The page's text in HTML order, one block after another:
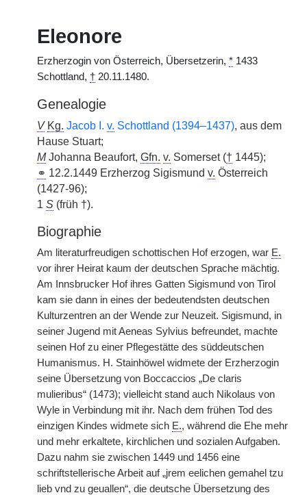
Eleonore
Erzherzogin von Österreich, Übersetzerin, * 1433
Schottland, † 20.11.1480.
Genealogie
V Kg. Jacob I. v. Schottland (1394–1437), aus dem
Hause Stuart;
MJohanna Beaufort, Gfn. v. Somerset († 1445);
⚭ 12.2.1449 Erzherzog Sigismund v. Österreich
(1427-96);
1 S (früh †).
Biographie
Am literaturfreudigen schottischen Hof erzogen, war E.
vor ihrer Heirat kaum der deutschen Sprache mächtig.
Am Innsbrucker Hof ihres Gatten Sigismund von Tirol
kam sie dann in eines der bedeutendsten deutschen
Kulturzentren an der Wende zur Neuzeit. Sigismund, in
seiner Jugend mit Aeneas Sylvius befreundet, machte
seinen Hof zu einer Pflegestätte des süddeutschen
Humanismus. H. Stainhöwel widmete der Erzherzogin
seine Übersetzung von Boccaccios „De claris
mulieribus“ (1473); vielleicht stand auch Nikolaus von
Wyle in Verbindung mit ihr. Nach dem frühen Tod des
einzigen Kindes widmete sich E., während die Ehe mehr
und mehr erkaltete, kirchlichen und sozialen Aufgaben.
Dazu nahm sie zwischen 1449 und 1456 eine
schriftstellerische Arbeit auf „jrem eelichen gemahel tzu
lieb vnd zu geuallen“, die deutsche Übersetzung des